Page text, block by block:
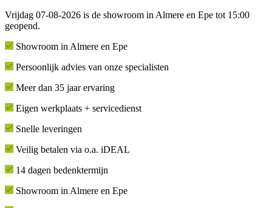
Vrijdag 07-08-2026 is de showroom in Almere en Epe tot 15:00
geopend.
Showroom in Almere en Epe
Persoonlijk advies van onze specialisten
Meer dan 35 jaar ervaring
Eigen werkplaats + servicedienst
Snelle leveringen
Veilig betalen via o.a. iDEAL
14 dagen bedenktermijn
Showroom in Almere en Epe